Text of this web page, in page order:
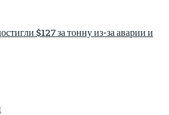
$127 за тонну из-за аварии и